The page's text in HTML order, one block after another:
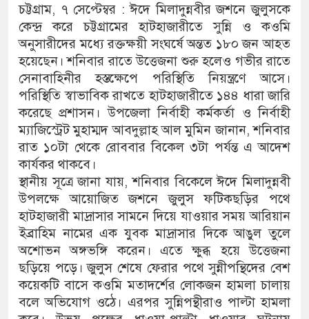
চট্টগ্রাম, ৭ সেপ্টেম্বর : ঈদে মিলাদুন্নবীর জশনে জুলুসকে
কেন্দ্র করে চট্টগ্রামের হাটহাজারীতে সুন্নি ও কওমি
অনুসারীদের মধ্যে রক্তক্ষয়ী সংঘর্ষে অন্তত ১৮০ জন আহত
হয়েছেন। শনিবার রাতে উত্তেজনা শুরু হলেও গভীর রাতে
সেনাবাহিনীর হস্তক্ষেপে পরিস্থিতি নিয়ন্ত্রণে আসে।
পরিস্থিতি স্বাভাবিক রাখতে হাটহাজারীতে ১৪৪ ধারা জারি
করেছে প্রশাসন। উপজেলা নির্বাহী কর্মকর্তা ও নির্বাহী
ম্যাজিস্ট্রেট মুহাম্মদ আবদুল্লাহ আল মুমিন জানান, শনিবার
রাত ১০টা থেকে রোববার বিকেল ৩টা পর্যন্ত এ আদেশ
কার্যকর থাকবে।
স্থানীয় সূত্রে জানা যায়, শনিবার বিকেলে ঈদে মিলাদুন্নবী
উপলক্ষে আয়োজিত জশনে জুলুস ফটিকছড়ির পথে
হাটহাজারী মাদ্রাসার সামনে দিয়ে যাওয়ার সময় আরিয়ান
ইব্রাহিম নামের এক যুবক মাদ্রাসার দিকে আঙুল তুলে
অশোভন অঙ্গভঙ্গি করেন। এতে ক্ষুব্ধ হয়ে উত্তেজনা
ছড়িয়ে পড়ে। জুলুস শেষে ফেরার পথে সুন্নীপন্থিদের বেশ
কয়েকটি বাসে কওমি মতাদর্শের লোকজন হামলা চালায়
বলে অভিযোগ ওঠে। এরপর সুন্নিপন্থীরাও পাল্টা হামলা